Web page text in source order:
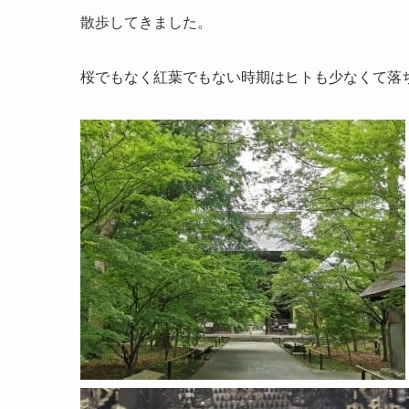
散歩してきました。
桜でもなく紅葉でもない時期はヒトも少なくて落